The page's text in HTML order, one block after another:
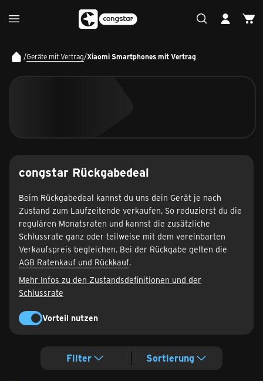
/Geräte mit Vertrag/Xiaomi Smartphones mit Vertrag
congstar Rückgabedeal
Beim Rückgabedeal kannst du uns dein Gerät je nach
Zustand zum Laufzeitende verkaufen. So reduzierst du die
regulären Monatsraten und kannst die zusätzliche
Schlussrate ganz oder teilweise mit dem vereinbarten
Verkaufspreis begleichen. Bei der Rückgabe gelten die
AGB Ratenkauf und Rückkauf.
Mehr Infos zu den Zustandsdefinitionen und der
Schlussrate
Vorteil nutzen
Filter Sortierung